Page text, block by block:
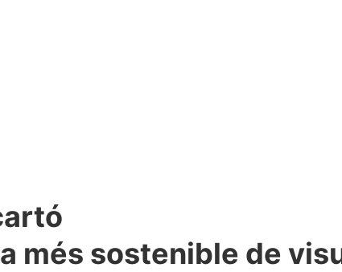
més sostenible de